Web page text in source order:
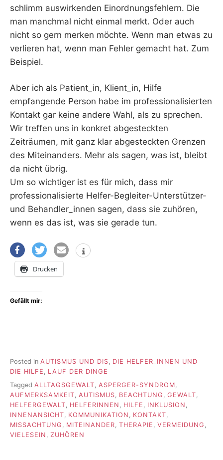
schlimm auswirkenden Einordnungsfehlern. Die
man manchmal nicht einmal merkt. Oder auch
nicht so gern merken möchte. Wenn man etwas zu
verlieren hat, wenn man Fehler gemacht hat. Zum
Beispiel.
Aber ich als Patient_in, Klient_in, Hilfe
empfangende Person habe im professionalisierten
Kontakt gar keine andere Wahl, als zu sprechen.
Wir treffen uns in konkret abgesteckten
Zeiträumen, mit ganz klar abgesteckten Grenzen
des Miteinanders. Mehr als sagen, was ist, bleibt
da nicht übrig.
Um so wichtiger ist es für mich, dass mir
professionalisierte Helfer-Begleiter-Unterstützer-
und Behandler_innen sagen, dass sie zuhören,
wenn es das ist, was sie gerade tun.
Drucken
Gefällt mir:
Posted in AUTISMUS UND DIS, DIE HELFER_INNEN UND
DIE HILFE , LAUF DER DINGE
Tagged ALLTAGSGEWALT ASPERGER-SYNDROM
AUFMERKSAMKEIT AUTISMUS BEACHTUNG GEWALT
HELFERGEWALT
HELFERINNEN HILFE INKLUSION
INNENANSICHT
KOMMUNIKATION KONTAKT
MISSACHTUNG
MITEINANDER THERAPIE VERMEIDUNG
VIELESEIN
ZUHÖREN